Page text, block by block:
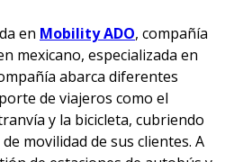
en Mobility ADO, compañía
mexicano, especializada en
abarca diferentes
de viajeros como el
y la bicicleta, cubriendo
movilidad de sus clientes. A